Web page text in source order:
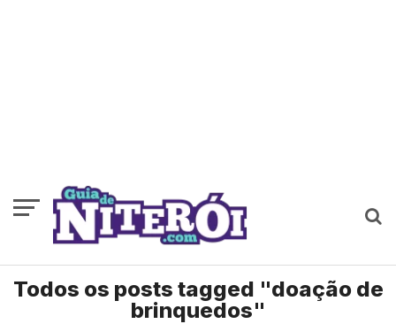
Todos os posts tagged "doação de
brinquedos"